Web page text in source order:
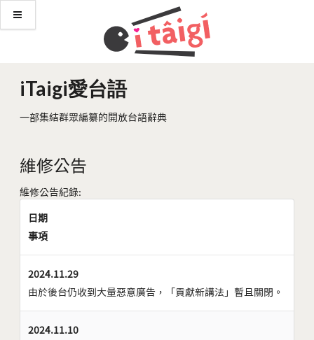
iTaigi愛台語
一部集結群眾編纂的開放台語辭典
維修公告
維修公告紀錄:
日期
事項
2024.11.29
由於後台仍收到大量惡意廣告，「貢獻新講法」暫且關閉。
2024.11.10